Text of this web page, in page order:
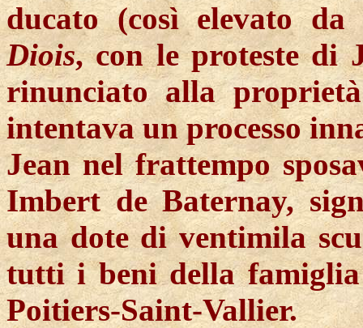
ducato (così elevato
Diois, con le proteste di
rinunciato alla
intentava un processo
Jean nel frattempo
Imbert de Baternay,
una dote di ventimila
tutti i beni della famiglia
Poitiers-Saint-Vallier.